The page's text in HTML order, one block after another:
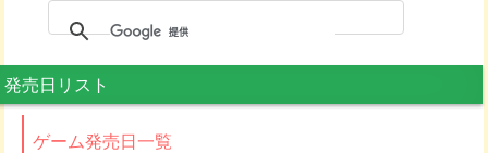
発売日リスト
ゲーム発売日一覧